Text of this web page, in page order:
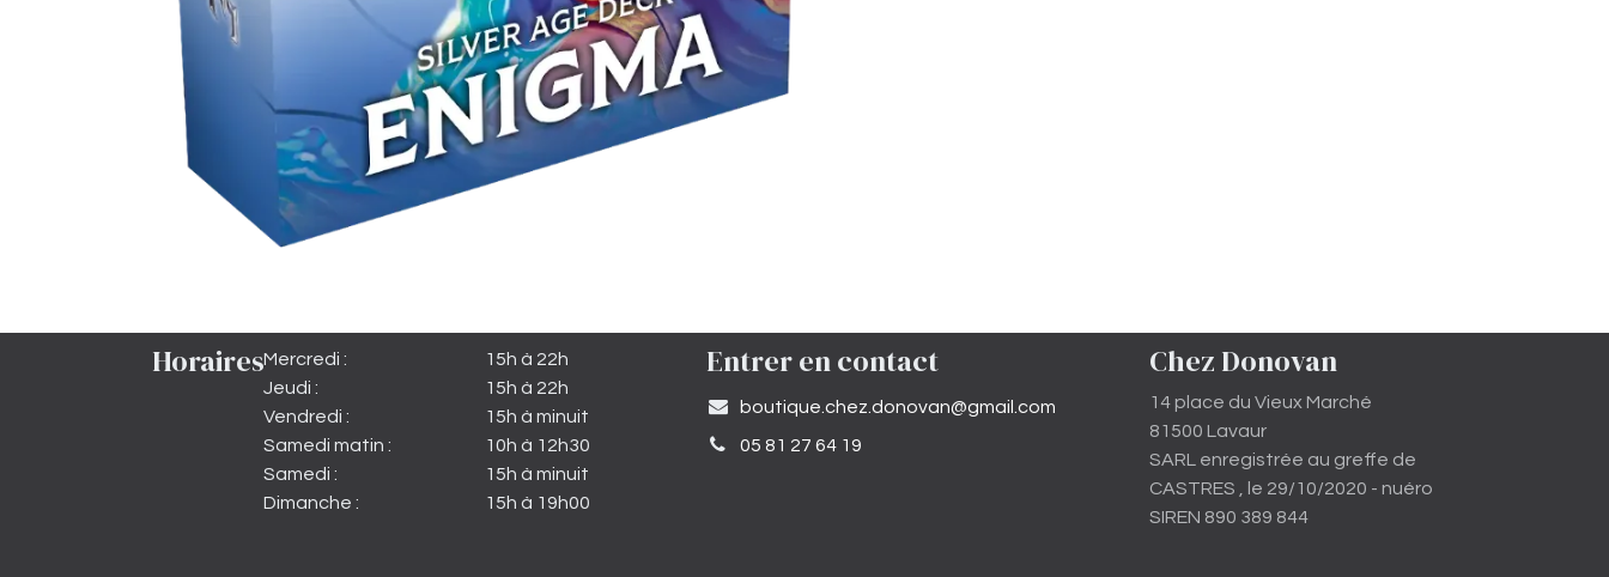
HorairesMercredi :
Jeudi :
Vendredi :
Samedi matin :
Samedi :
Dimanche :
15h à 22h
15h à 22h
15h à minuit
10h à 12h30
15h à minuit
15h à 19h00
Entrer en contact
​boutique.chez.donovan@gmail.com​
05 81 27 64 19
Chez Donovan
14 place du Vieux Marché
81500 Lavaur
SARL enregistrée au greffe de
CASTRES , le 29/10/2020 - nuéro
SIREN 890 389 844